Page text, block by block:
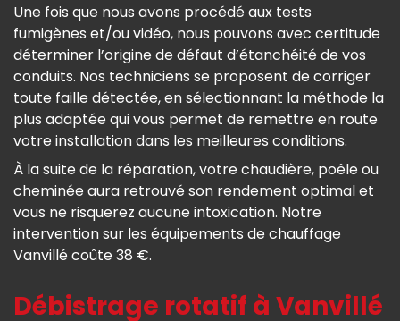
Une fois que nous avons procédé aux tests
fumigènes et/ou vidéo, nous pouvons avec certitude
déterminer l’origine de défaut d’étanchéité de vos
conduits. Nos techniciens se proposent de corriger
toute faille détectée, en sélectionnant la méthode la
plus adaptée qui vous permet de remettre en route
votre installation dans les meilleures conditions.
À la suite de la réparation, votre chaudière, poêle ou
cheminée aura retrouvé son rendement optimal et
vous ne risquerez aucune intoxication. Notre
intervention sur les équipements de chauffage
Vanvillé coûte 38 €.
Débistrage rotatif à Vanvillé